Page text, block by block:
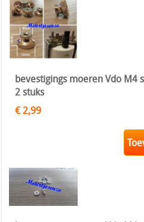
bevestigings moeren Vdo M4
2 stuks
€ 2,99